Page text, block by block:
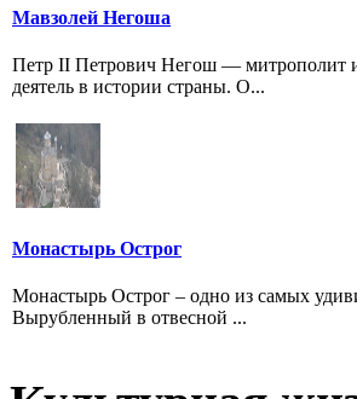
Мавзолей Негоша
Петр II Петрович Негош — митрополит
деятель в истории страны. О...
Монастырь Острог
Монастырь Острог – одно из самых
Вырубленный в отвесной ...